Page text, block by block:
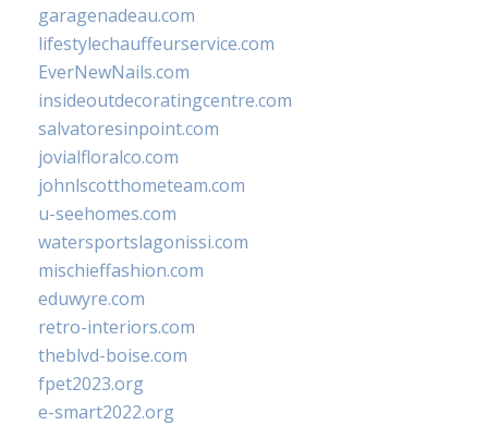
garagenadeau.com
lifestylechauffeurservice.com
EverNewNails.com
insideoutdecoratingcentre.com
salvatoresinpoint.com
jovialfloralco.com
johnlscotthometeam.com
u-seehomes.com
watersportslagonissi.com
mischieffashion.com
eduwyre.com
retro-interiors.com
theblvd-boise.com
fpet2023.org
e-smart2022.org